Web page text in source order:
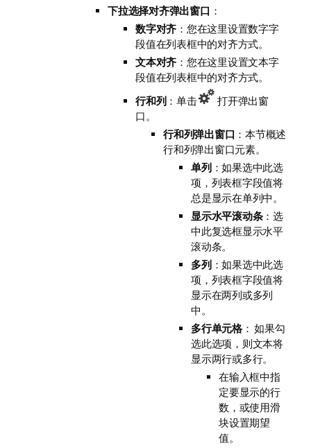
下拉选择对齐弹出窗口 ：
数字对齐 ：您在这里设置数字字
段值在列表框中的对齐方式。
文本对齐 ：您在这里设置文本字
段值在列表框中的对齐方式。
行和列：单击
打开弹出窗
口。
行和列弹出窗口 ：本节概述
行和列弹出窗口元素。
单列：如果选中此选
项，列表框字段值将
总是显示在单列中。
显示水平滚动条：选
中此复选框显示水平
滚动条。
多列：如果选中此选
项，列表框字段值将
显示在两列或多列
中。
多行单元格： 如果勾
选此选项，则文本将
显示两行或多行。
在输入框中指
定要显示的行
数，或使用滑
块设置期望
值。